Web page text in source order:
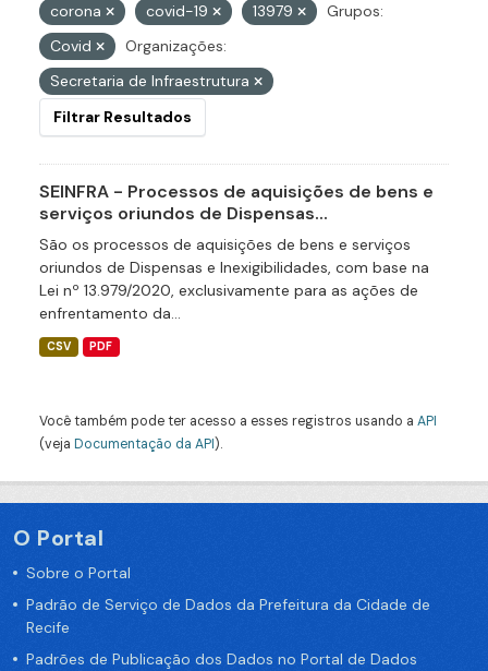
corona
covid-19 13979
Grupos:
Covid
Organizações:
Secretaria de Infraestrutura
Filtrar Resultados
SEINFRA - Processos de aquisições de bens e
serviços oriundos de Dispensas...
São os processos de aquisições de bens e serviços
oriundos de Dispensas e Inexigibilidades, com base na
Lei nº 13.979/2020, exclusivamente para as ações de
enfrentamento da...
CSV PDF
Você também pode ter acesso a esses registros usando a API
(veja Documentação da API).
O Portal
Sobre o Portal
Padrão de Serviço de Dados da Prefeitura da Cidade de
Recife
Padrões de Publicação dos Dados no Portal de Dados